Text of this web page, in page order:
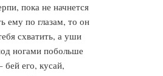
пока не начнется
ему по глазам, то он
схватить, а уши
ногами побольше
бей его, кусай,